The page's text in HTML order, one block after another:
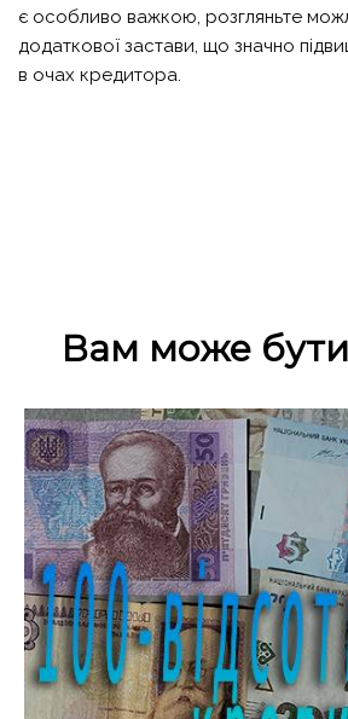
є особливо важкою, розгляньте
додаткової застави, що значно
в очах кредитора.
Вам може бути